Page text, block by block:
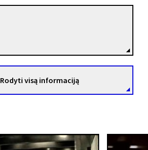
Rodyti visą informaciją